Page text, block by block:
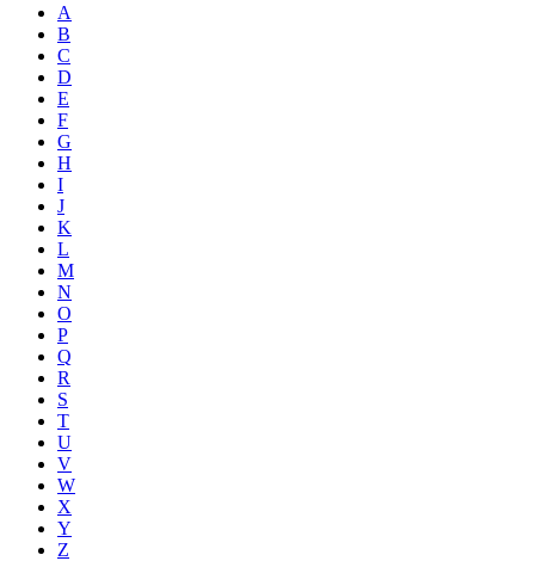
A
B
C
D
E
F
G
H
I
J
K
L
M
N
O
P
Q
R
S
T
U
V
W
X
Y
Z